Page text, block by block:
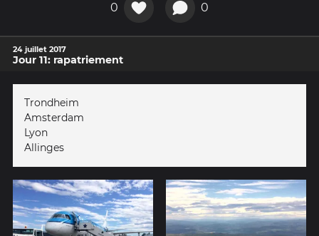
0 0
24 juillet 2017
Jour 11: rapatriement
Trondheim
Amsterdam
Lyon
Allinges